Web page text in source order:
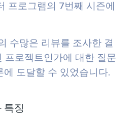
프로그램의 7번째 시즌에
수많은 리뷰를 조사한 결
프로젝트인가에 대한 질문
에 도달할 수 있었습니다.
특징